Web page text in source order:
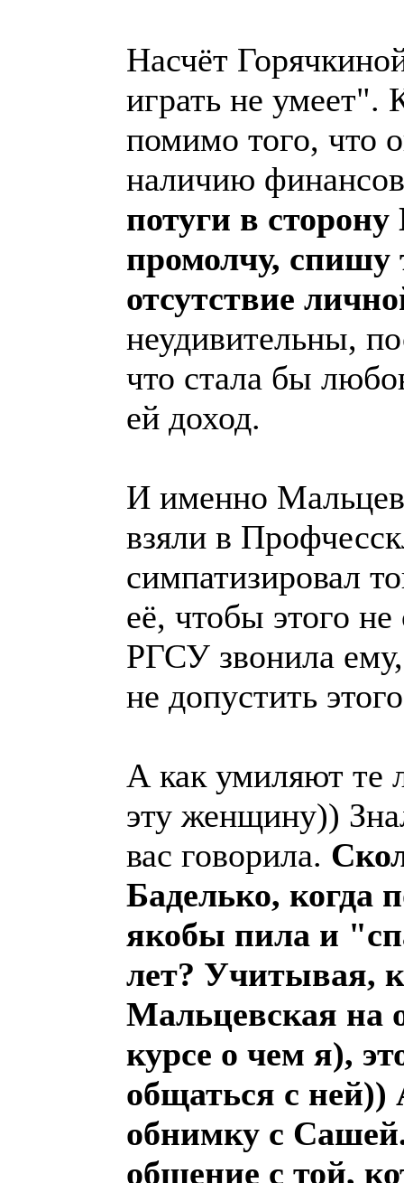
Насчёт
играть не умеет".
помимо того, что
наличию
потуги в
промолчу,
отсутствие
неудивительны,
что стала бы
ей доход.
И именно
взяли в
симпатизировал
её, чтобы этого
РГСУ звонила
не допустить
А как умиляют те
эту женщину))
вас говорила.
Баделько, когда
якобы пила и
лет? Учитывая,
Мальцевская на
курсе о чем я),
общаться с
обнимку с
общение с той,